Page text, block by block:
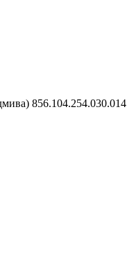
856.104.254.030.014